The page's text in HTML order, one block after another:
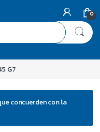
0
G7
concuerden con la